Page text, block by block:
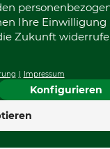
Ihre Einwilligung
Zukunft
Impressum
Konfigurieren